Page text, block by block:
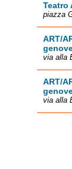
Teatro
piazza
ART/
via alla
ART/
via alla